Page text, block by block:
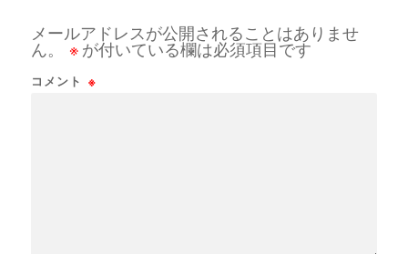
メールアドレスが公開されることはありませ
ん。
※ が付いている欄は必須項目です
コメント ※